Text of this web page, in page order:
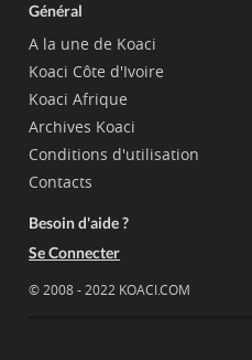
Général
A la une de Koaci
Koaci Côte d'Ivoire
Koaci Afrique
Archives Koaci
Conditions d'utilisation
Contacts
Besoin d'aide ?
Se Connecter
© 2008 - 2022 KOACI.COM